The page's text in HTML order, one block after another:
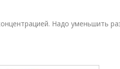
Надо уменьшить